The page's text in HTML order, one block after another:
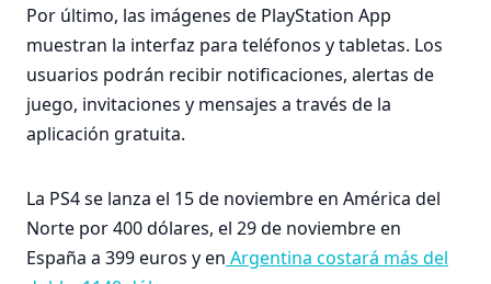
Por último, las imágenes de PlayStation App
muestran la interfaz para teléfonos y tabletas. Los
usuarios podrán recibir notificaciones, alertas de
juego, invitaciones y mensajes a través de la
aplicación gratuita.
La PS4 se lanza el 15 de noviembre en América del
Norte por 400 dólares, el 29 de noviembre en
España a 399 euros y en Argentina costará más del